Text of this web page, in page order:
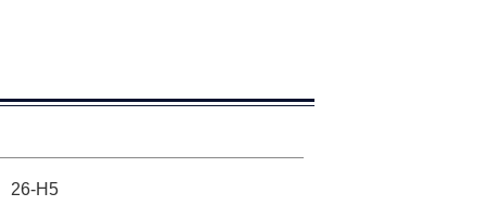
26-H5